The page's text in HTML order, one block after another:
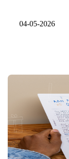
04-05-2026